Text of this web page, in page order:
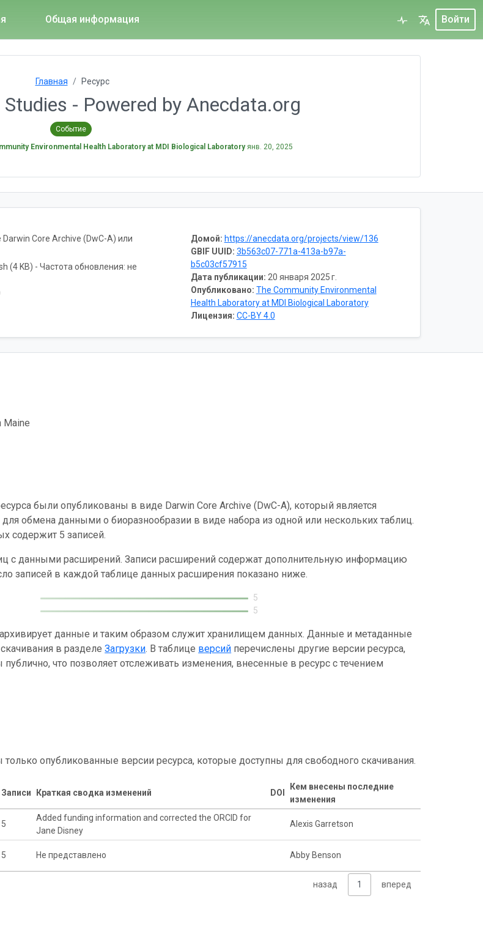
Общая информация Войти
Главная Ресурс
- Powered by Anecdata.org
Событие
Environmental Health Laboratory at MDI Biological Laboratory янв. 20, 2025
Домой: https://anecdata.org/projects/view/136
GBIF UUID: 3b563c07-771a-413a-b97a-
b5c03cf57915
Дата публикации: 20 января 2025 г.
Опубликовано: The Community Environmental
Health Laboratory at MDI Biological Laboratory
Лицензия: CC-BY 4.0
Core Archive (DwC-A) или
(4 KB) - Частота обновления: не
Maine
были опубликованы в виде Darwin Core Archive (DwC-A), который является
обмена данными о биоразнообразии в виде набора из одной или нескольких таблиц.
содержит 5 записей.
с данными расширений. Записи расширений содержат дополнительную информацию
записей в каждой таблице данных расширения показано ниже.
5
5
данные и таким образом служит хранилищем данных. Данные и метаданные
в разделеЗагрузки. В таблице версий перечислены другие версии ресурса,
что позволяет отслеживать изменения, внесенные в ресурс с течением
опубликованные версии ресурса, которые доступны для свободного скачивания.
Записи Краткая сводка изменений DOI
Кем внесены последние
изменения
5
Added funding information and corrected the ORCID for
Jane Disney
Alexis Garretson
5 Не представлено Abby Benson
назад 1 вперед